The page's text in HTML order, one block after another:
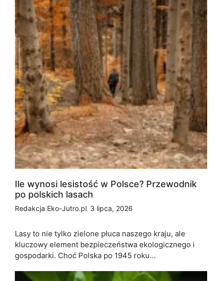
Ile wynosi lesistość w Polsce? Przewodnik
po polskich lasach
Redakcja Eko-Jutro.pl 3 lipca, 2026
Lasy to nie tylko zielone płuca naszego kraju, ale
kluczowy element bezpieczeństwa ekologicznego i
gospodarki. Choć Polska po 1945 roku…